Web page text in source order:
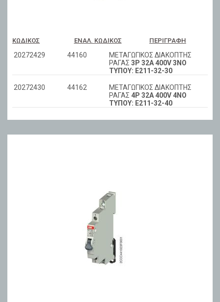
ΚΩΔΙΚΌΣ ΕΝΑΛ. ΚΩΔΙΚΌΣ ΠΕΡΙΓΡΑΦΉ
20272429 44160
ΜΕΤΑΓΩΓΙΚΟΣ ΔΙΑΚΟΠΤΗΣ
ΡΑΓΑΣ 3P 32A 400V 3NO
ΤΥΠΟΥ: E211-32-30
20272430 44162
ΜΕΤΑΓΩΓΙΚΟΣ ΔΙΑΚΟΠΤΗΣ
ΡΑΓΑΣ 4P 32A 400V 4NO
ΤΥΠΟΥ: E211-32-40